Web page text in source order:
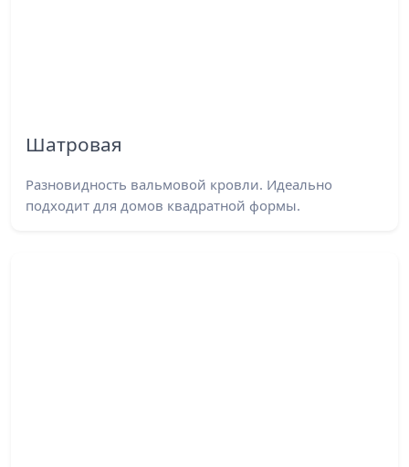
Шатровая
Разновидность вальмовой кровли. Идеально
подходит для домов квадратной формы.